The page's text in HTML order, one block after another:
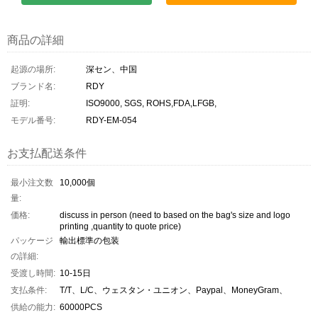
商品の詳細
起源の場所:
深セン、中国
ブランド名:
RDY
証明:
ISO9000, SGS, ROHS,FDA,LFGB,
モデル番号:
RDY-EM-054
お支払配送条件
最小注文数
量:
10,000個
価格:
discuss in person (need to based on the bag's size and logo
printing ,quantity to quote price)
パッケージ
の詳細:
輸出標準の包装
受渡し時間: 10-15日
支払条件:
T/T、L/C、ウェスタン・ユニオン、Paypal、MoneyGram、
供給の能力: 60000PCS